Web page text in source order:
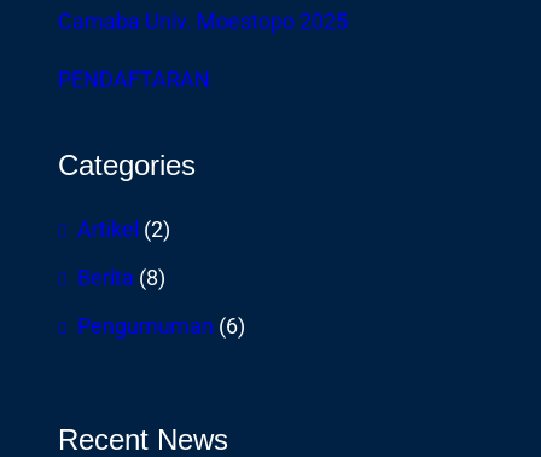
Camaba Univ. Moestopo 2025
PENDAFTARAN
Categories
Artikel (2)
Berita (8)
Pengumuman (6)
Recent News